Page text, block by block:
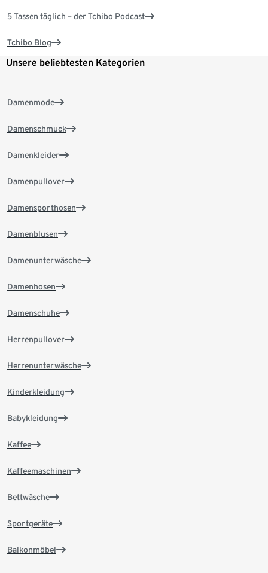
5 Tassen täglich – der Tchibo Podcast
Tchibo Blog
Unsere beliebtesten Kategorien
Damenmode
Damenschmuck
Damenkleider
Damenpullover
Damensporthosen
Damenblusen
Damenunterwäsche
Damenhosen
Damenschuhe
Herrenpullover
Herrenunterwäsche
Kinderkleidung
Babykleidung
Kaffee
Kaffeemaschinen
Bettwäsche
Sportgeräte
Balkonmöbel